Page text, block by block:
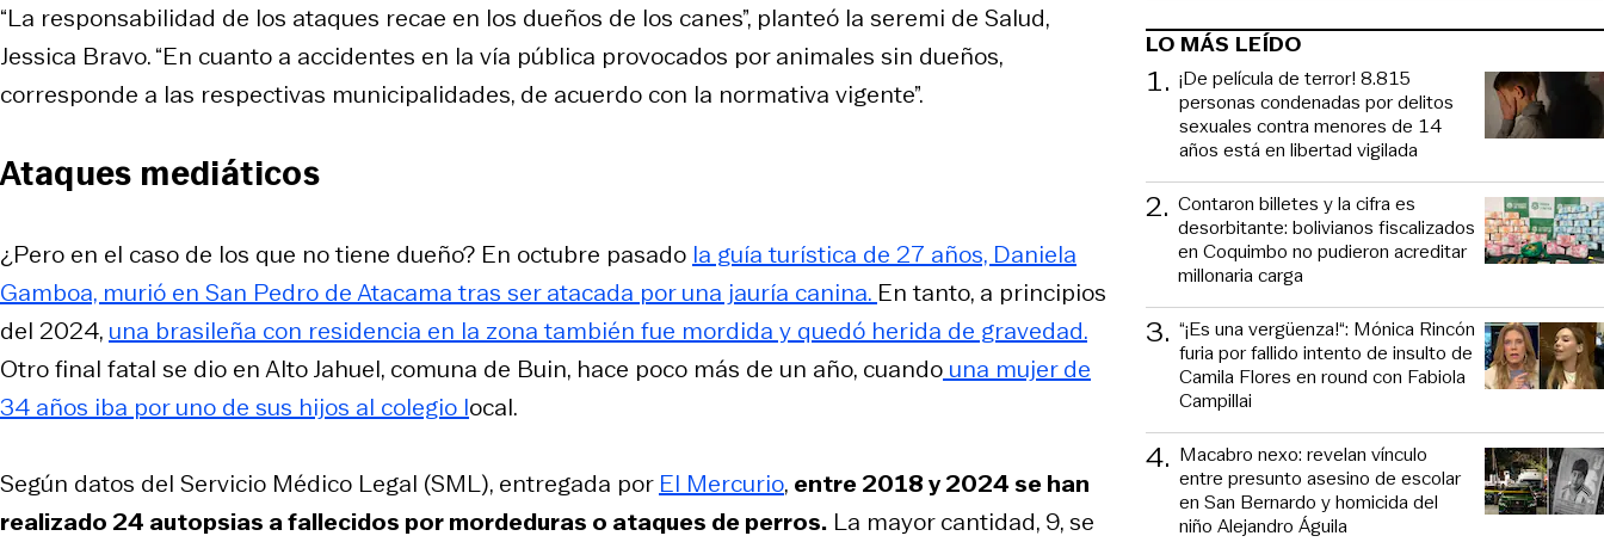
“La responsabilidad de los ataques recae en los dueños de los canes”, planteó la seremi de Salud,
Jessica Bravo. “En cuanto a accidentes en la vía pública provocados por animales sin dueños,
corresponde a las respectivas municipalidades, de acuerdo con la normativa vigente”.
Ataques mediáticos
¿Pero en el caso de los que no tiene dueño? En octubre pasado la guía turística de 27 años, Daniela
Gamboa, murió en San Pedro de Atacama tras ser atacada por una jauría canina. En tanto, a principios
del 2024, una brasileña con residencia en la zona también fue mordida y quedó herida de gravedad.
Otro final fatal se dio en Alto Jahuel, comuna de Buin, hace poco más de un año, cuando una mujer de
34 años iba por uno de sus hijos al colegio local.
Según datos del Servicio Médico Legal (SML), entregada por El Mercurio, entre 2018 y 2024 se han
realizado 24 autopsias a fallecidos por mordeduras o ataques de perros. La mayor cantidad, 9, se
LO MÁS LEÍDO
1. ¡De película de terror! 8.815
personas condenadas por delitos
sexuales contra menores de 14
años está en libertad vigilada
2. Contaron billetes y la cifra es
desorbitante: bolivianos fiscalizados
en Coquimbo no pudieron acreditar
millonaria carga
3. “¡Es una vergüenza!“: Mónica Rincón
furia por fallido intento de insulto de
Camila Flores en round con Fabiola
Campillai
4. Macabro nexo: revelan vínculo
entre presunto asesino de escolar
en San Bernardo y homicida del
niño Alejandro Águila